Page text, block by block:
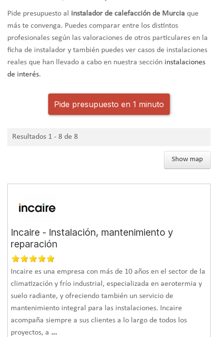
Pide presupuesto al instalador de calefacción de Murcia que
más te convenga. Puedes comparar entre los distintos
profesionales según las valoraciones de otros particulares en la
ficha de instalador y también puedes ver casos de instalaciones
reales que han llevado a cabo en nuestra sección instalaciones
de interés.
Pide presupuesto en 1 minuto
Resultados 1 - 8 de 8
Show map
Incaire - Instalación, mantenimiento y
reparación
Incaire es una empresa con más de 10 años en el sector de la
climatización y frío industrial, especializada en aerotermia y
suelo radiante, y ofreciendo también un servicio de
mantenimiento integral para las instalaciones. Incaire
acompaña siempre a sus clientes a lo largo de todos los
proyectos, a ...